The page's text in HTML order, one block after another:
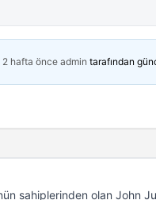
2 hafta önceadmin tarafından
sahiplerinden olan John